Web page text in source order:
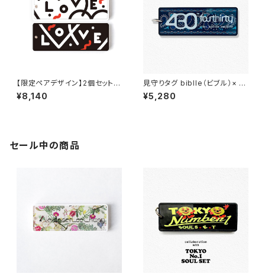
【限定ペアデザイン】2個セットbi
blle-LOVEモノトーン‐
¥8,140
見守りタグ biblle（ビブル）× ４
３０（フォーサーティー）/black
¥5,280
セール中の商品